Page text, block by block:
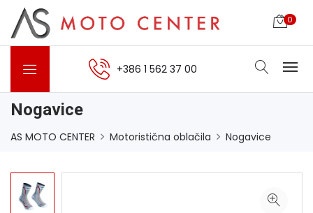
0
+386 1 562 37 00
Nogavice
AS MOTO CENTER Motoristična oblačila Nogavice